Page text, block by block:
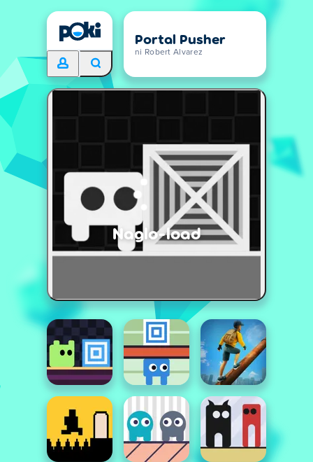
Portal Pusher
ni Robert Alvarez
Naglo-load